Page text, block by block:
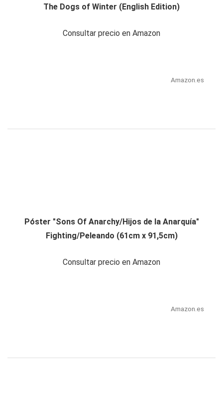
The Dogs of Winter (English Edition)
Consultar precio en Amazon
Amazon.es
Póster "Sons Of Anarchy/Hijos de la Anarquía"
Fighting/Peleando (61cm x 91,5cm)
Consultar precio en Amazon
Amazon.es